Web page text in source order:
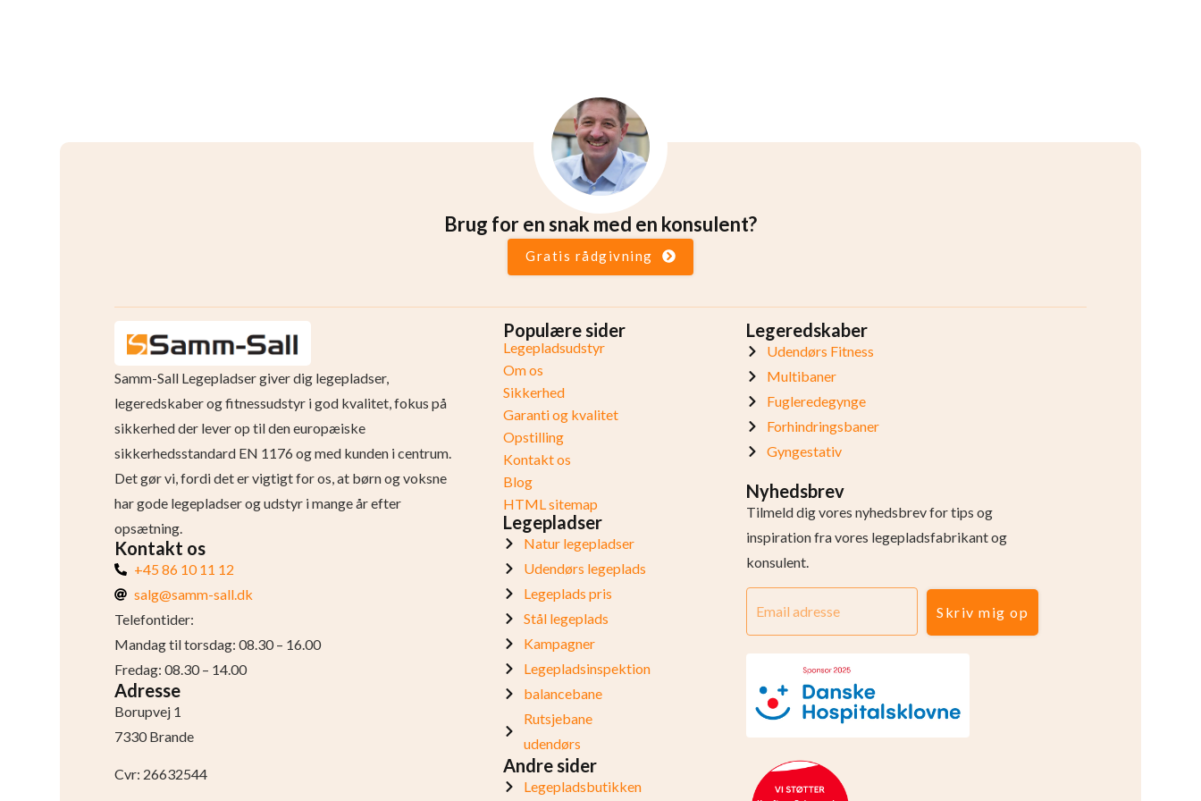
Brug for en snak med en konsulent?
Gratis rådgivning
Samm-Sall Legepladser giver dig legepladser,
legeredskaber og fitnessudstyr i god kvalitet, fokus på
sikkerhed der lever op til den europæiske
sikkerhedsstandard EN 1176 og med kunden i centrum.
Det gør vi, fordi det er vigtigt for os, at børn og voksne
har gode legepladser og udstyr i mange år efter
opsætning.
Kontakt os
+45 86 10 11 12
salg@samm-sall.dk
Telefontider:
Mandag til torsdag: 08.30 – 16.00
Fredag: 08.30 – 14.00
Adresse
Borupvej 1
7330 Brande
Cvr: 26632544
Populære sider
Legepladsudstyr
Om os
Sikkerhed
Garanti og kvalitet
Opstilling
Kontakt os
Blog
HTML sitemap
Legepladser
Natur legepladser
Udendørs legeplads
Legeplads pris
Stål legeplads
Kampagner
Legepladsinspektion
balancebane
Rutsjebane
udendørs
Andre sider
Legepladsbutikken
Legeredskaber
Udendørs Fitness
Multibaner
Fugleredegynge
Forhindringsbaner
Gyngestativ
Nyhedsbrev
Tilmeld dig vores nyhedsbrev for tips og
inspiration fra vores legepladsfabrikant og
konsulent.
Skriv mig op